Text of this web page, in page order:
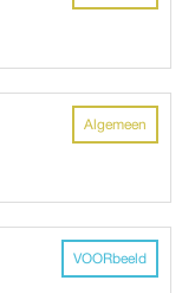
Algemeen
VOORbeeld